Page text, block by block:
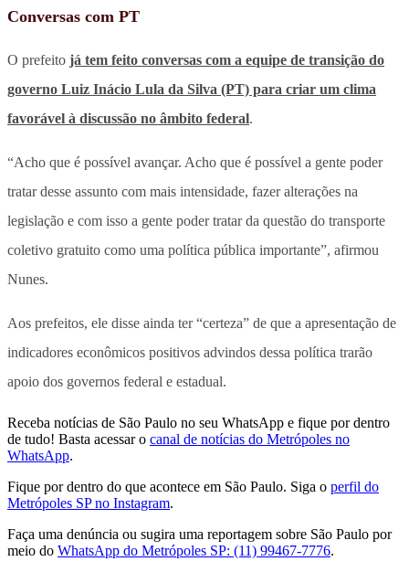
Conversas com PT
O prefeito já tem feito conversas com a equipe de transição do
governo Luiz Inácio Lula da Silva (PT) para criar um clima
favorável à discussão no âmbito federal.
“Acho que é possível avançar. Acho que é possível a gente poder
tratar desse assunto com mais intensidade, fazer alterações na
legislação e com isso a gente poder tratar da questão do transporte
coletivo gratuito como uma política pública importante”, afirmou
Nunes.
Aos prefeitos, ele disse ainda ter “certeza” de que a apresentação de
indicadores econômicos positivos advindos dessa política trarão
apoio dos governos federal e estadual.
Receba notícias de São Paulo no seu WhatsApp e fique por dentro
de tudo! Basta acessar o canal de notícias do Metrópoles no
WhatsApp.
Fique por dentro do que acontece em São Paulo. Siga o perfil do
Metrópoles SP no Instagram.
Faça uma denúncia ou sugira uma reportagem sobre São Paulo por
meio do WhatsApp do Metrópoles SP: (11) 99467-7776.